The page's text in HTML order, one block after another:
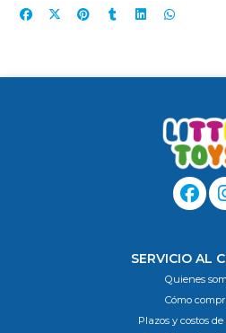
SERVICIO AL
Quienes
Cómo
Plazos y costos